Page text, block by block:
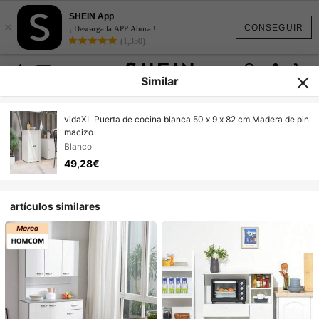
CONSEGUIR
×
SHEIN App
¡ Descarga la APP Ahora !
(1,350)
Similar
vidaXL Puerta de cocina blanca 50 x 9 x 82 cm Madera de pin
macizo
Blanco
49,28€
artículos similares